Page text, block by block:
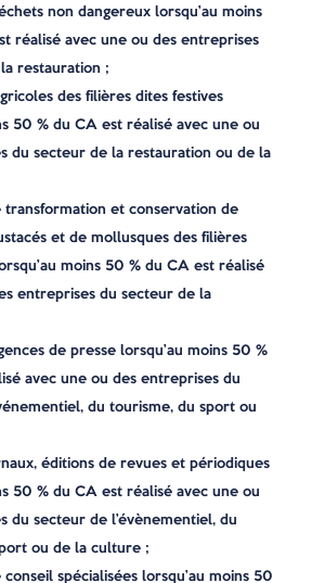
non dangereux lorsqu’au moins
réalisé avec une ou des entreprises
restauration ;
des filières dites festives
50 % du CA est réalisé avec une ou
du secteur de la restauration ou de la
et conservation de
et de mollusques des filières
moins 50 % du CA est réalisé
entreprises du secteur de la
de presse lorsqu’au moins 50 %
avec une ou des entreprises du
du tourisme, du sport ou
éditions de revues et périodiques
50 % du CA est réalisé avec une ou
du secteur de l’évènementiel, du
ou de la culture ;
spécialisées lorsqu’au moins 50